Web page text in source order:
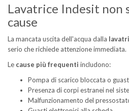
Lavatrice Indesit non
cause
La mancata uscita dell'acqua dalla
serio che richiede attenzione immediata.
Le cause più frequenti includono:
Pompa di scarico bloccata o
Presenza di corpi estranei nel
Malfunzionamento del